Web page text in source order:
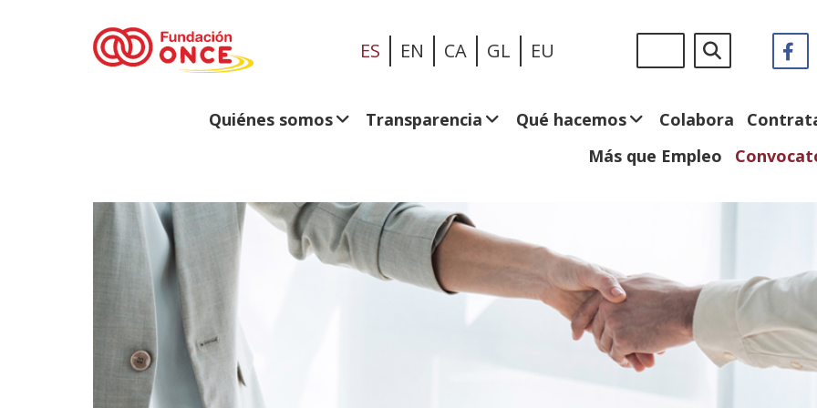
ES EN CA GL EU
en:
Quiénes somos Transparencia Qué hacemos Colabora
Más que Empleo